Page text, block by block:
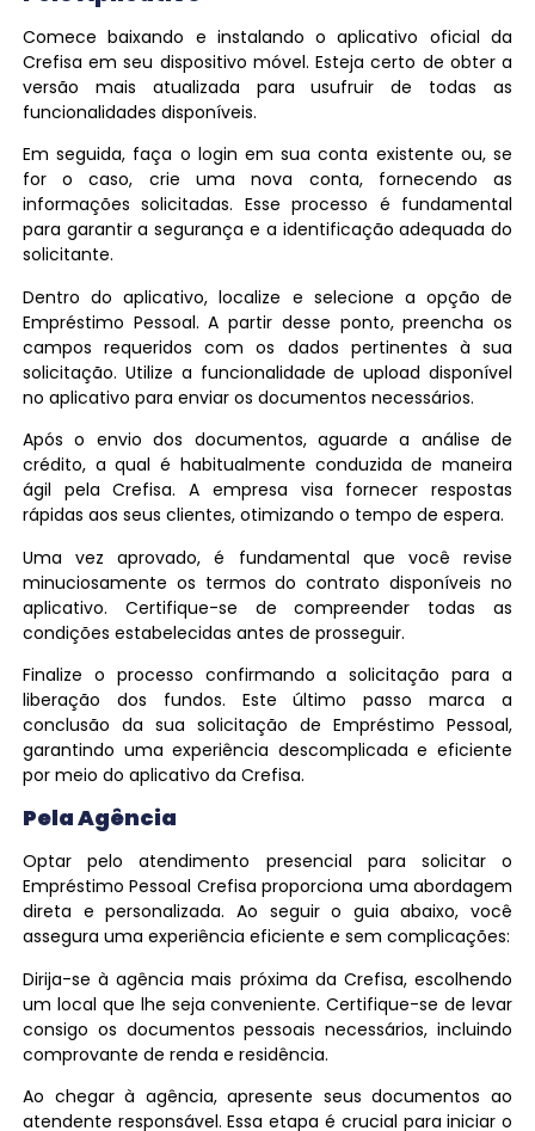
Comece baixando e instalando o aplicativo oficial da
Crefisa em seu dispositivo móvel. Esteja certo de obter a
versão mais atualizada para usufruir de todas as
funcionalidades disponíveis.
Em seguida, faça o login em sua conta existente ou, se
for o caso, crie uma nova conta, fornecendo as
informações solicitadas. Esse processo é fundamental
para garantir a segurança e a identificação adequada do
solicitante.
Dentro do aplicativo, localize e selecione a opção de
Empréstimo Pessoal. A partir desse ponto, preencha os
campos requeridos com os dados pertinentes à sua
solicitação. Utilize a funcionalidade de upload disponível
no aplicativo para enviar os documentos necessários.
Após o envio dos documentos, aguarde a análise de
crédito, a qual é habitualmente conduzida de maneira
ágil pela Crefisa. A empresa visa fornecer respostas
rápidas aos seus clientes, otimizando o tempo de espera.
Uma vez aprovado, é fundamental que você revise
minuciosamente os termos do contrato disponíveis no
aplicativo. Certifique-se de compreender todas as
condições estabelecidas antes de prosseguir.
Finalize o processo confirmando a solicitação para a
liberação dos fundos. Este último passo marca a
conclusão da sua solicitação de Empréstimo Pessoal,
garantindo uma experiência descomplicada e eficiente
por meio do aplicativo da Crefisa.
Pela Agência
Optar pelo atendimento presencial para solicitar o
Empréstimo Pessoal Crefisa proporciona uma abordagem
direta e personalizada. Ao seguir o guia abaixo, você
assegura uma experiência eficiente e sem complicações:
Dirija-se à agência mais próxima da Crefisa, escolhendo
um local que lhe seja conveniente. Certifique-se de levar
consigo os documentos pessoais necessários, incluindo
comprovante de renda e residência.
Ao chegar à agência, apresente seus documentos ao
atendente responsável. Essa etapa é crucial para iniciar o